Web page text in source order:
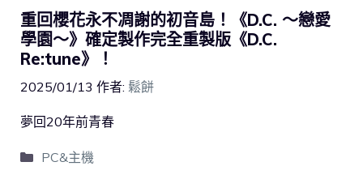
重回櫻花永不凋謝的初音島！《D.C. ～戀愛
學園～》確定製作完全重製版《D.C.
Re:tune》！
2025/01/13 作者: 鬆餅
夢回20年前青春
PC&主機